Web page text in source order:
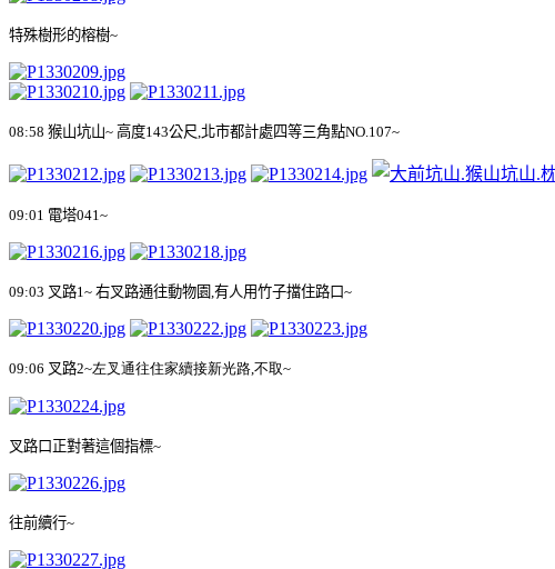
特殊樹形的榕樹~
08:58 猴山坑山~ 高度143公尺 北市都計處四等三角點NO.107~
09:01 電塔041~
09:03 叉路1~ 右叉路通往動物園 有人用竹子擋住路口~
09:06 叉路2~左叉通往住家續接新光路 不取~
叉路口正對著這個指標~
往前續行~